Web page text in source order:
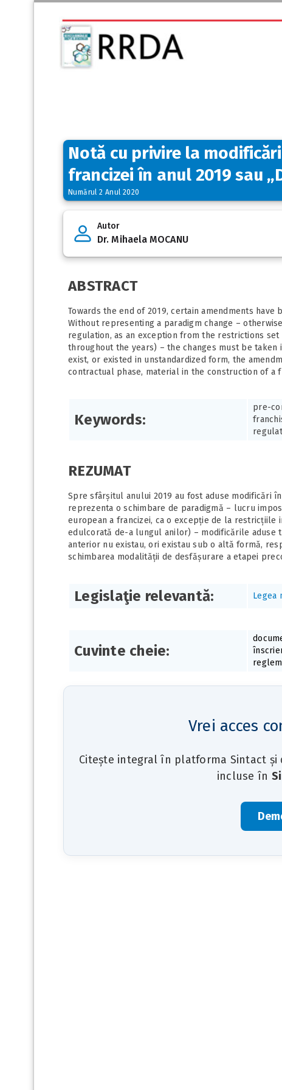
Notă cu privire la
francizei în anul 2019 sau
Numărul 2 Anul 2020
Autor
Dr. Mihaela MOCANU
ABSTRACT
Towards the end of 2019, certain amendments
Without representing a paradigm change –
regulation, as an exception from the restrictions
throughout the years) – the changes must be
exist, or existed in unstandardized form, the
contractual phase, material in the construction of a
Keywords:
pre-
REZUMAT
Spre sfârșitul anului 2019 au fost aduse modificări
reprezenta o schimbare de paradigmă – lucru
european a francizei, ca o excepție de la restricțiile
edulcorată de-a lungul anilor) – modificările aduse
anterior nu existau, ori existau sub o altă formă,
schimbarea modalității de desfășurare a etapei
Legislaţie relevantă: Legea
Cuvinte cheie:
Vrei acces
Citește integral în platforma Sintact
incluse în